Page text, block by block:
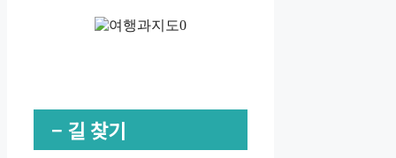
– 길 찾기